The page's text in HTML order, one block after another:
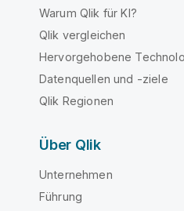
Warum Qlik für KI?
Qlik vergleichen
Hervorgehobene
Datenquellen und -ziele
Qlik Regionen
Über Qlik
Unternehmen
Führung